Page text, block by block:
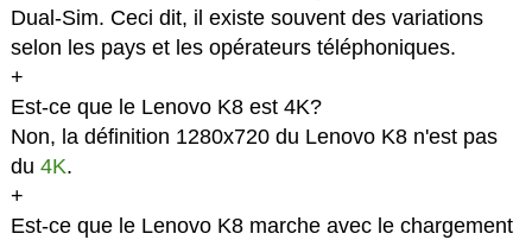
Dual-Sim. Ceci dit, il existe souvent des variations
selon les pays et les opérateurs téléphoniques.
+
Est-ce que le Lenovo K8 est 4K?
Non, la définition 1280x720 du Lenovo K8 n'est pas
du 4K.
+
Est-ce que le Lenovo K8 marche avec le chargement